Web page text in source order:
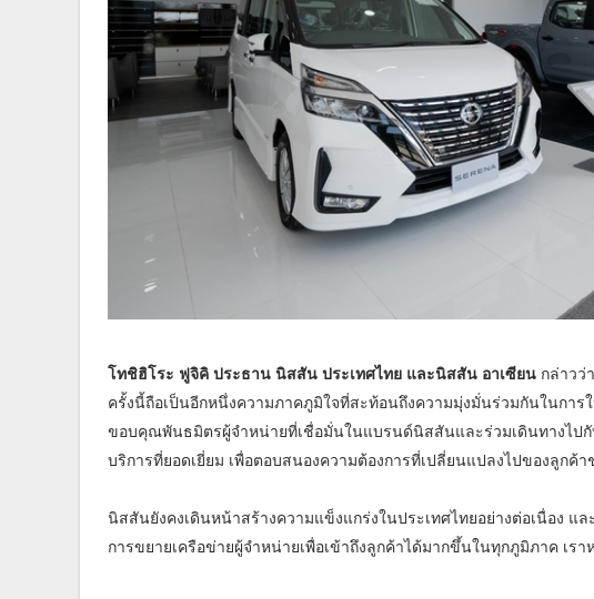
โทชิฮิโระ ฟูจิคิ ประธาน นิสสัน ประเทศไทย และนิสสัน อาเซียน กล่าวว่
ครั้งนี้ถือเป็นอีกหนึ่งความภาคภูมิใจที่สะท้อนถึงความมุ่งมั่นร่วมกันในกา
ขอบคุณพันธมิตรผู้จำหน่ายที่เชื่อมั่นในแบรนด์นิสสันและร่วมเดินทางไป
บริการที่ยอดเยี่ยม เพื่อตอบสนองความต้องการที่เปลี่ยนแปลงไปของลูกค้า
นิสสันยังคงเดินหน้าสร้างความแข็งแกร่งในประเทศไทยอย่างต่อเนื่อง
การขยายเครือข่ายผู้จำหน่ายเพื่อเข้าถึงลูกค้าได้มากขึ้นในทุกภูมิภาค เ